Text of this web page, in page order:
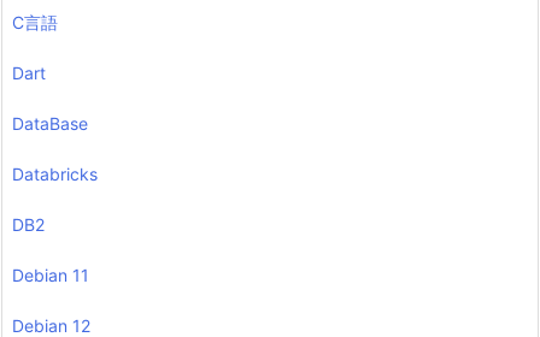
C言語
Dart
DataBase
Databricks
DB2
Debian 11
Debian 12